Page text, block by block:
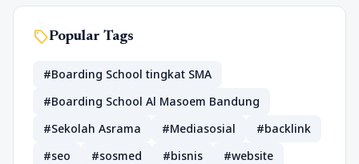
sellPopular Tags
#Boarding School tingkat SMA
#Boarding School Al Masoem Bandung
#Sekolah Asrama
#Mediasosial
#backlink
#seo
#sosmed #bisnis
#website